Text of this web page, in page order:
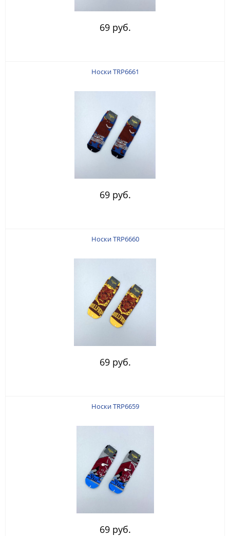
69 руб.
Носки TRP6661
69 руб.
Носки TRP6660
69 руб.
Носки TRP6659
69 руб.